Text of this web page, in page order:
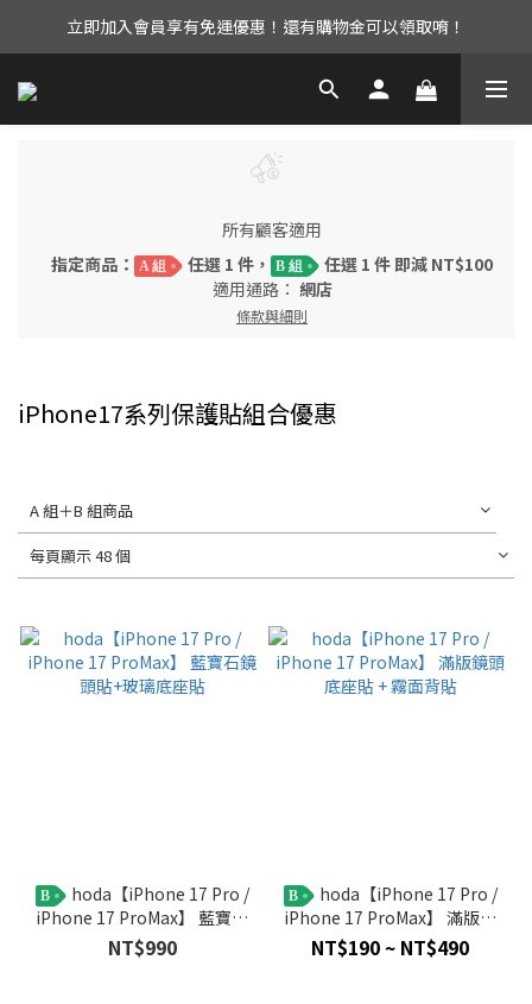
UAG iPhone17 全系列 88折優惠中！
UAG iPhone17 全系列 88折優惠中！
所有顧客適用
指定商品：
A 組 任選 1 件， B 組
任選 1 件 即減 NT$100
適用通路： 網店
條款與細則
iPhone17系列保護貼組合優惠
A 組＋B 組商品
每頁顯示 48 個
B
iPhone 17 ProMax】 藍寶石
鏡頭貼+玻璃底座貼
NT$990
B
iPhone 17 ProMax】 滿版鏡
頭底座貼 + 霧面背貼
NT$190 ~ NT$490